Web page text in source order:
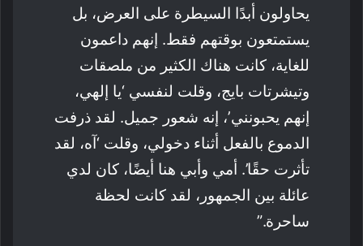
يحاولون أبدًا السيطرة على العرض، بل
يستمتعون بوقتهم فقط. إنهم داعمون
للغاية، كانت هناك الكثير من ملصقات
وتيشرتات بايج، وقلت لنفسي ‘يا إلهي،
إنهم يحبونني’، إنه شعور جميل. لقد ذرفت
الدموع بالفعل أثناء دخولي، وقلت ‘آه، لقد
تأثرت حقًا’. أمي وأبي هنا أيضًا، كان لدي
عائلة بين الجمهور، لقد كانت لحظة
ساحرة.”